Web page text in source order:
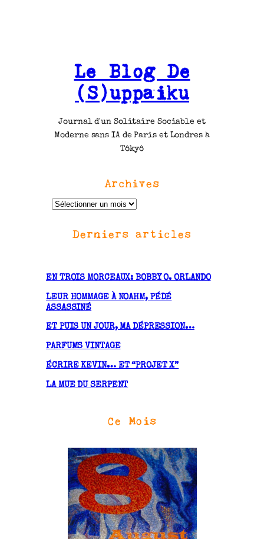
Le Blog De
(S)uppaiku
Journal d'un Solitaire Sociable et
Moderne sans IA de Paris et Londres à
Tôkyô
Archives
A
v
s
Derniers articles
EN TROIS MORCEAUX: BOBBY O. ORLANDO
LEUR HOMMAGE À NOAHM, PÉDÉ
ASSASSINÉ
ET PUIS UN JOUR, MA DÉPRESSION…
PARFUMS VINTAGE
ÉCRIRE KEVIN… ET “PROJET X”
LA MUE DU SERPENT
Ce Mois